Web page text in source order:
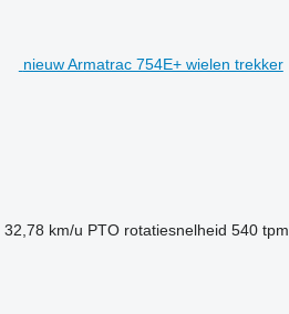
nieuw Armatrac 754E+ wielen trekker
32,78 km/u PTO rotatiesnelheid 540 tpm